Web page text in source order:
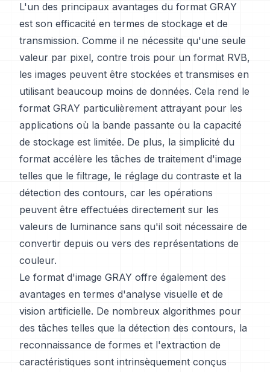
L'un des principaux avantages du format GRAY
est son efficacité en termes de stockage et de
transmission. Comme il ne nécessite qu'une seule
valeur par pixel, contre trois pour un format RVB,
les images peuvent être stockées et transmises en
utilisant beaucoup moins de données. Cela rend le
format GRAY particulièrement attrayant pour les
applications où la bande passante ou la capacité
de stockage est limitée. De plus, la simplicité du
format accélère les tâches de traitement d'image
telles que le filtrage, le réglage du contraste et la
détection des contours, car les opérations
peuvent être effectuées directement sur les
valeurs de luminance sans qu'il soit nécessaire de
convertir depuis ou vers des représentations de
couleur.
Le format d'image GRAY offre également des
avantages en termes d'analyse visuelle et de
vision artificielle. De nombreux algorithmes pour
des tâches telles que la détection des contours, la
reconnaissance de formes et l'extraction de
caractéristiques sont intrinsèquement conçus